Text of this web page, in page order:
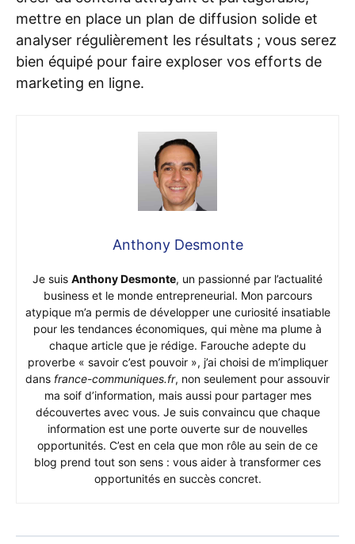
mettre en place un plan de diffusion solide et
analyser régulièrement les résultats ; vous serez
bien équipé pour faire exploser vos efforts de
marketing en ligne.
Anthony Desmonte
Je suis Anthony Desmonte, un passionné par l’actualité
business et le monde entrepreneurial. Mon parcours
atypique m’a permis de développer une curiosité insatiable
pour les tendances économiques, qui mène ma plume à
chaque article que je rédige. Farouche adepte du
proverbe « savoir c’est pouvoir », j’ai choisi de m’impliquer
dans france-communiques.fr, non seulement pour assouvir
ma soif d’information, mais aussi pour partager mes
découvertes avec vous. Je suis convaincu que chaque
information est une porte ouverte sur de nouvelles
opportunités. C’est en cela que mon rôle au sein de ce
blog prend tout son sens : vous aider à transformer ces
opportunités en succès concret.